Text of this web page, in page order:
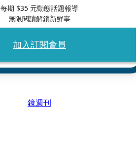
每期 $35 元動態話題報導
無限閱讀解鎖新鮮事
加入訂閱會員
鏡週刊